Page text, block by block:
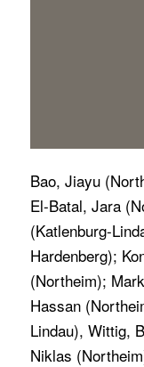
Bao, Jiayu
El-Batal, Jara
(Katlenburg-
Hardenberg);
(Northeim);
Hassan
Lindau), Wittig,
Niklas